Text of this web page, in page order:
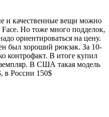
и качественные вещи можно
Но тоже много подделок,
ориентироваться на цену.
был хороший рюкзак. За 10-
контрофакт. В итоге купил
В США такая модель
в Росcии 150$